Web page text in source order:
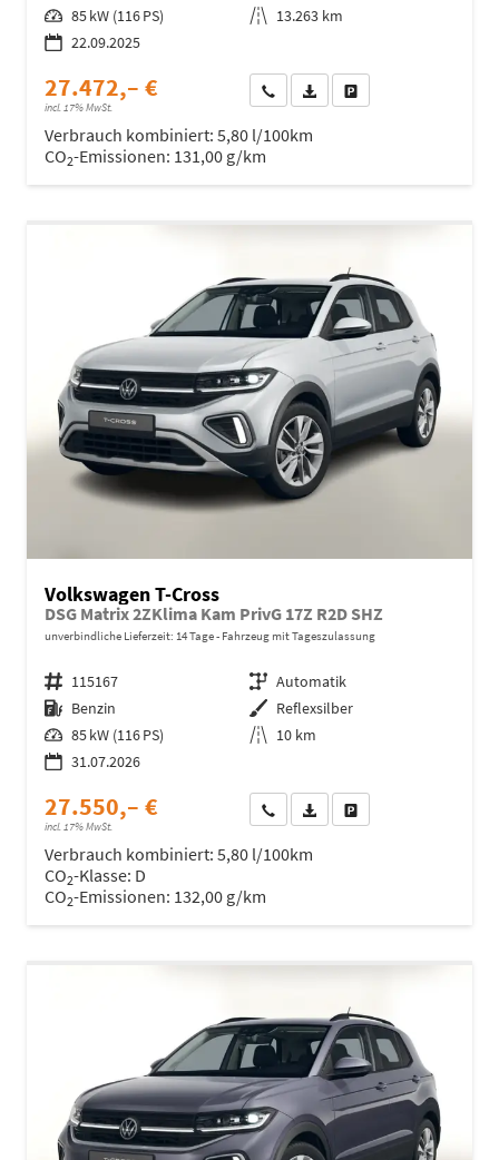
Leistung 85 kW (116 PS) Kilometerstand 13.263 km
22.09.2025
27.472,– €
incl. 17% MwSt.
Wir rufen Sie anFahrzeugexposé (PDF)
Verbrauch kombiniert: 5,80 l/100km
CO2-Emissionen: 131,00 g/km
Volkswagen T-Cross
DSG Matrix 2ZKlima Kam PrivG 17Z R2D SHZ
unverbindliche Lieferzeit: 14 Tage Fahrzeug mit Tageszulassung
Fahrzeugnr. 115167 Getriebe Automatik
Kraftstoff Benzin Außenfarbe Reflexsilber
Leistung 85 kW (116 PS) Kilometerstand 10 km
31.07.2026
27.550,– €
incl. 17% MwSt.
Wir rufen Sie anFahrzeugexposé (PDF)
Verbrauch kombiniert: 5,80 l/100km
CO2-Klasse: D
CO2-Emissionen: 132,00 g/km